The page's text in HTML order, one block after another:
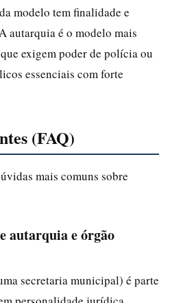
modelo tem finalidade e
autarquia é o modelo mais
exigem poder de polícia ou
essenciais com forte
(FAQ)
mais comuns sobre
autarquia e órgão
secretaria municipal) é parte